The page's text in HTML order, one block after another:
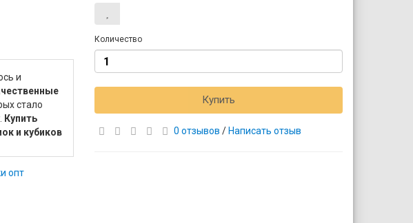
и
стало
Купить
и кубиков
Количество
Купить
0 отзывов / Написать отзыв
опт